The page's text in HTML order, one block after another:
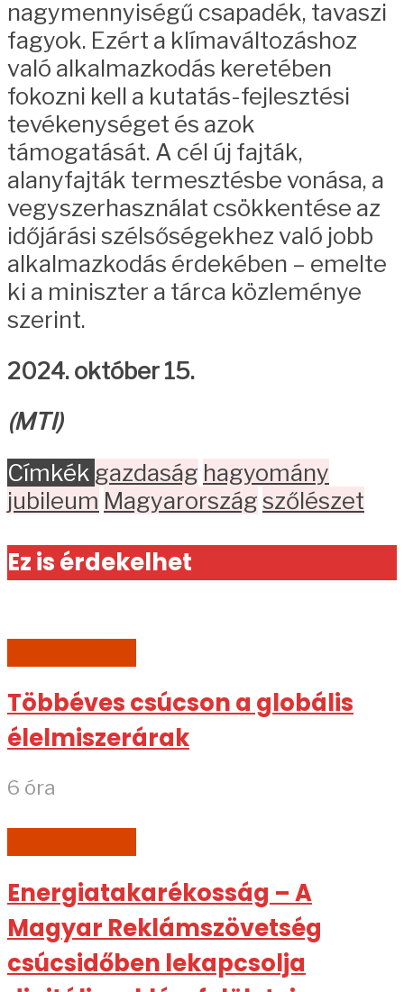
nagymennyiségű csapadék, tavaszi
fagyok. Ezért a klímaváltozáshoz
való alkalmazkodás keretében
fokozni kell a kutatás-fejlesztési
tevékenységet és azok
támogatását. A cél új fajták,
alanyfajták termesztésbe vonása, a
vegyszerhasználat csökkentése az
időjárási szélsőségekhez való jobb
alkalmazkodás érdekében – emelte
ki a miniszter a tárca közleménye
szerint.
2024. október 15.
(MTI)
Címkék gazdaság hagyomány
jubileum Magyarországszőlészet
Ez is érdekelhet
Többéves csúcson a globális
élelmiszerárak
6 óra
Energiatakarékosság – A
Magyar Reklámszövetség
csúcsidőben lekapcsolja